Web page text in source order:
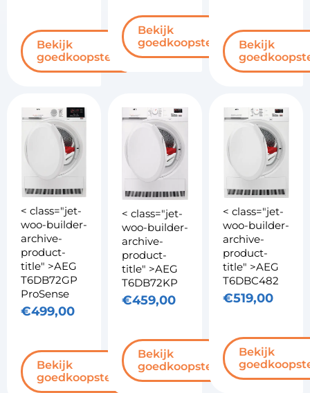
Bekijk
goedkoopste
Bekijk
goedkoopste
Bekijk
< class="jet-
woo-builder-
archive-
product-
title" >AEG
T6DB72GP
ProSense
€499,00
Bekijk
goedkoopste
< class="jet-
woo-builder-
archive-
product-
title" >AEG
T6DB72KP
€459,00
Bekijk
goedkoopste
< class="jet-
woo-builder-
archive-
product-
title" >AEG
T6DBC482
€519,00
Bekijk